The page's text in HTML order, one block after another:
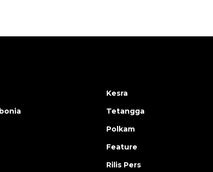
Kesra
Tetangga
Polkam
Feature
Rilis Pers